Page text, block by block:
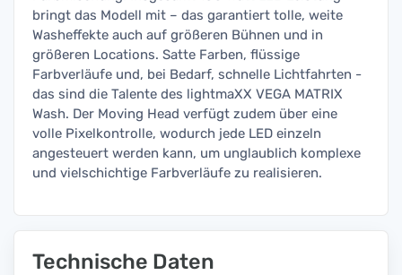
bringt das Modell mit – das garantiert tolle, weite
Washeffekte auch auf größeren Bühnen und in
größeren Locations. Satte Farben, flüssige
Farbverläufe und, bei Bedarf, schnelle Lichtfahrten -
das sind die Talente des lightmaXX VEGA MATRIX
Wash. Der Moving Head verfügt zudem über eine
volle Pixelkontrolle, wodurch jede LED einzeln
angesteuert werden kann, um unglaublich komplexe
und vielschichtige Farbverläufe zu realisieren.
Technische Daten